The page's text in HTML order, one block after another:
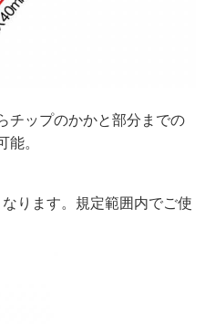
チップのかかと部分までの
能。
ります。規定範囲内でご使